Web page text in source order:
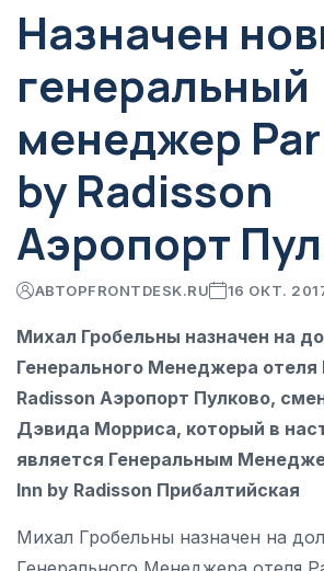
Назначен
генеральный
менеджер
by Radisson
Аэропорт
АВТОРFRONTDESK.RU 16 ОКТ.
Михал Гробельны назначен на
Генерального Менеджера отеля
Radisson Аэропорт Пулково,
Дэвида Морриса, который в
является Генеральным
Inn by Radisson Прибалтийская
Михал Гробельны назначен на